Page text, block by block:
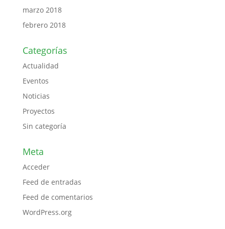
marzo 2018
febrero 2018
Categorías
Actualidad
Eventos
Noticias
Proyectos
Sin categoría
Meta
Acceder
Feed de entradas
Feed de comentarios
WordPress.org